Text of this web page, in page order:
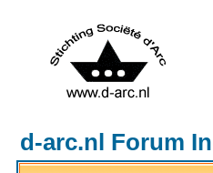
d-arc.nl Forum